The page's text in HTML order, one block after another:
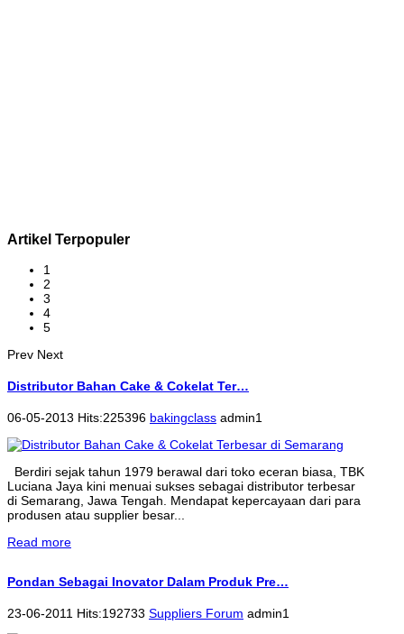
Artikel Terpopuler
1
2
3
4
5
Prev Next
Distributor Bahan Cake & Cokelat Ter…
06-05-2013 Hits:225396 bakingclass admin1
Berdiri sejak tahun 1979 berawal dari toko eceran biasa, TBK
Luciana Jaya kini menuai sukses sebagai distributor terbesar
di Semarang, Jawa Tengah. Mendapat kepercayaan dari para
produsen atau supplier besar...
Read more
Pondan Sebagai Inovator Dalam Produk Pre…
23-06-2011 Hits:192733 Suppliers Forum admin1